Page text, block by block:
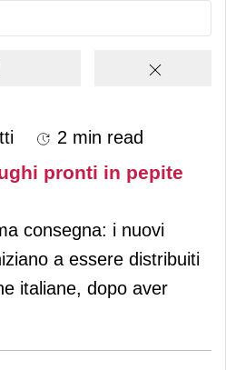
2 min read
pronti in pepite
consegna: i nuovi
a essere distribuiti
italiane, dopo aver